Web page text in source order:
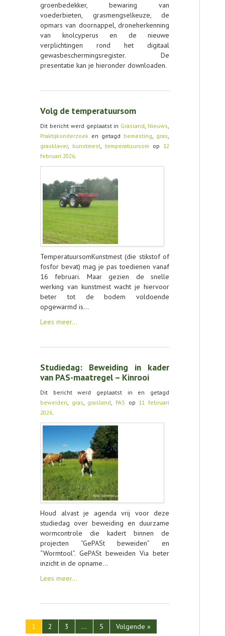
groenbedekker, bewaring van
voederbieten, grasmengselkeuze, de
opmars van doornappel, droneherkenning
van knolcyperus en de nieuwe
verplichtingen rond het digitaal
gewasbeschermingsregister. De
presentatie kan je hieronder downloaden.
Volg de temperatuursom
Dit bericht werd geplaatst in Grasland, Nieuws,
Praktijkonderzoek en getagd bemesting, gras,
grasklaver, kunstmest, temperatuursom op 12
februari 2026.
TemperatuursomKunstmest (die stikstof of
fosfor bevat) mag je pas toedienen vanaf
16 februari. Maar gezien de snelle
werking van kunstmest wacht je hiervoor
beter tot de bodem voldoende
opgewarmd is…
Lees meer…
Studiedag: Beweiding in kader
van PAS-maatregel – Kinrooi
Dit bericht werd geplaatst in en getagd
beweiden, gras, grasland, PAS op 11 februari
2026.
Houd alvast je agenda vrij voor deze
studiedag over beweiding en duurzame
wormcontrole die kadert binnen de
projecten “GePASt beweiden” en
“Wormtool”. GePASt beweiden Via beter
inzicht in de opname…
Lees meer…
1 2 3 … 5 Volgende »